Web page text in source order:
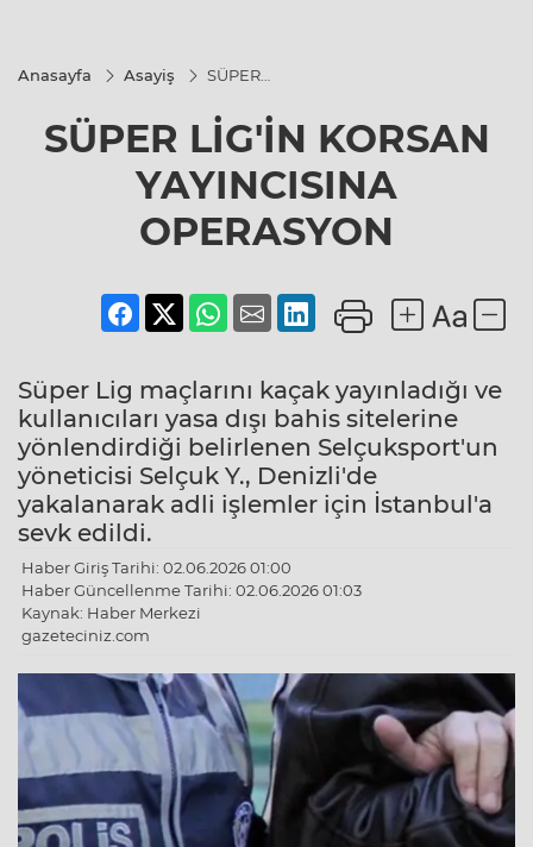
Anasayfa Asayiş
SÜPER
KORSAN
YAYINCISINA
OPERASYON
SÜPER LİG'İN KORSAN
YAYINCISINA
OPERASYON
Süper Lig maçlarını kaçak yayınladığı ve
kullanıcıları yasa dışı bahis sitelerine
yönlendirdiği belirlenen Selçuksport'un
yöneticisi Selçuk Y., Denizli'de
yakalanarak adli işlemler için İstanbul'a
sevk edildi.
Haber Giriş Tarihi: 02.06.2026 01:00
Haber Güncellenme Tarihi: 02.06.2026 01:03
Kaynak: Haber Merkezi
gazeteciniz.com